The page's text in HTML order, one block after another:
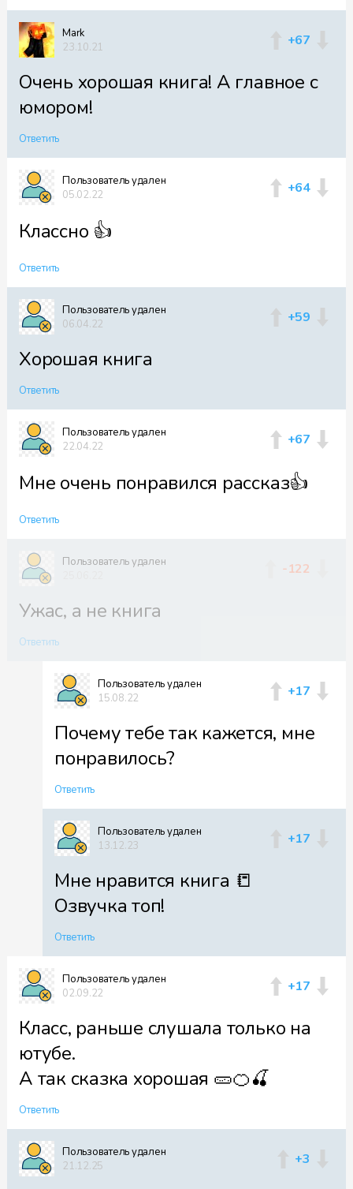
Mark
23.10.21
+67
Очень хорошая книга! А главное с
юмором!
Ответить
Пользователь удален
05.02.22
+64
Классно 👍
Ответить
Пользователь удален
06.04.22
+59
Хорошая книга
Ответить
Пользователь удален
22.04.22
+67
Мне очень понравился рассказ👍
Ответить
Пользователь удален
-122
Ужас, а не книга
Ответить
Пользователь удален
15.08.22
+17
Почему тебе так кажется, мне
понравилось?
Ответить
Пользователь удален
13.12.23
+17
Мне нравится книга 📒
Озвучка топ!
Ответить
Пользователь удален
02.09.22
+17
Класс, раньше слушала только на
ютубе.
А так сказка хорошая 🥒🍊🍒
Ответить
Пользователь удален
21.12.25
+3